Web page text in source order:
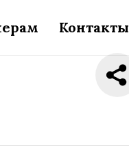
Контакты